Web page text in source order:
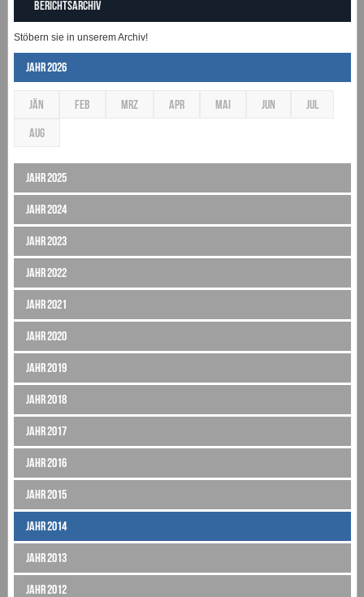
Berichtsarchiv
Stöbern sie in unserem Archiv!
Jahr 2026
JÄN FEB MRZ APR MAI JUN JUL
AUG
Jahr 2025
Jahr 2024
Jahr 2023
Jahr 2022
Jahr 2021
Jahr 2020
Jahr 2019
Jahr 2018
Jahr 2017
Jahr 2016
Jahr 2015
Jahr 2014
Jahr 2013
Jahr 2012